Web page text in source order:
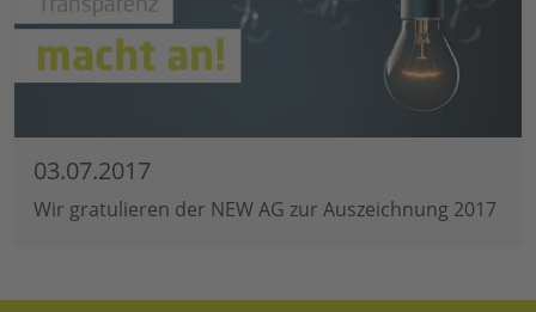
03.07.2017
Wir gratulieren der NEW AG zur Auszeichnung 2017